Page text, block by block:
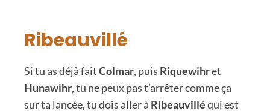
Ribeauvillé
Si tu as déjà faitColmar, puis Riquewihret
Hunawihr, tu ne peux pas t’arrêter comme ça
sur ta lancée, tu dois aller à Ribeauvilléqui est